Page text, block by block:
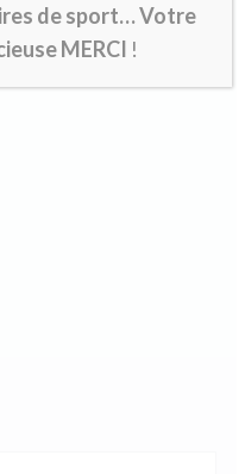
de sport… Votre
MERCI !